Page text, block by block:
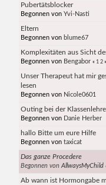
Pubertätsblocker
Begonnen vonYvi-Nasti
Eltern
Begonnen von blume67
Komplexitäten aus Sicht
Begonnen von Bengabor « 1 2 »
Unser Therapeut hat mir
lesen
Begonnen von Nicole0601
Outing bei der
Begonnen von Danie Herber
hallo Bitte um eure Hilfe
Begonnen vontaxicat
Das ganze Procedere
Begonnen vonAllwaysMyChild
Ab wann ist Hormongabe